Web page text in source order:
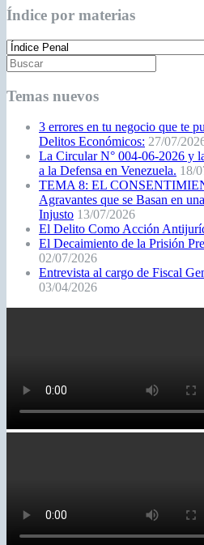
Índice por materias
Temas nuevos
3 errores en tu negocio que te
Delitos Económicos: 27/07/
La Circular N° 004-06-2026 y
a la Defensa en Venezuela. 18/
TEMA 8: EL
Agravantes que se Basan en
Injusto 13/07/2026
El Delito Como Acción
El Decaimiento de la Prisión
02/07/2026
Entrevista al cargo de Fiscal
03/04/2026